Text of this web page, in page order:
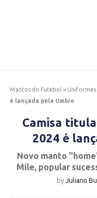
Mantos do Futebol » Uniformes
é lançada pela Umbro
Camisa
2024 é
Novo manto
Mile, popular
byJuliano